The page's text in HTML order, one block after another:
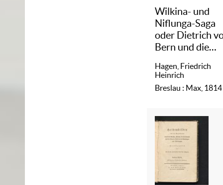
Wilkina- und
Niflunga-Saga
oder Dietrich
Bern und die
3
Hagen, Friedrich
Heinrich
Breslau : Max, 1814